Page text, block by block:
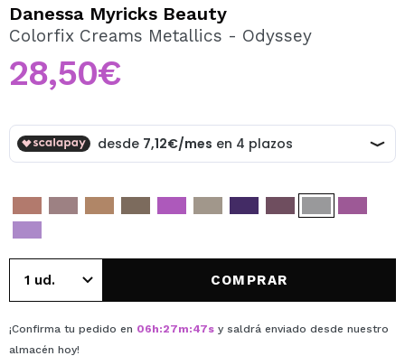
Al crear una cuenta en Maquillalia.com podrás realizar
tus compras rápidamente, revisar el estado de tus
pedidos y consultar tus operaciones anteriores.
CREAR CUENTA
Danessa Myricks Beauty
Colorfix Creams Metallics - Odyssey
28,50€
COMPRAR
¡Confirma tu pedido en 06h:27m:47s y saldrá enviado desde nuestro
almacén hoy!